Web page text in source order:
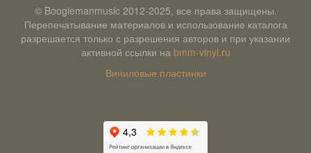
© Boogiemanmusic 2012-2025, все права защищены.
Перепечатывание материалов и использование каталога
разрешается только с разрешения авторов и при указании
активной ссылки на bmm-vinyl.ru
Виниловые пластинки